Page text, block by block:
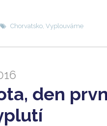
Chorvatsko, Vyplouváme
den